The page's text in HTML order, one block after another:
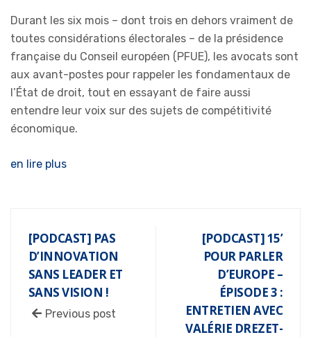
Durant les six mois – dont trois en dehors vraiment de
toutes considérations électorales – de la présidence
française du Conseil européen (PFUE), les avocats sont
aux avant-postes pour rappeler les fondamentaux de
l’État de droit, tout en essayant de faire aussi
entendre leur voix sur des sujets de compétitivité
économique.
en lire plus
[PODCAST] PAS
D’INNOVATION
SANS LEADER ET
SANS VISION !
Previous post
[PODCAST] 15’
POUR PARLER
D’EUROPE –
ÉPISODE 3 :
ENTRETIEN AVEC
VALÉRIE DREZET-